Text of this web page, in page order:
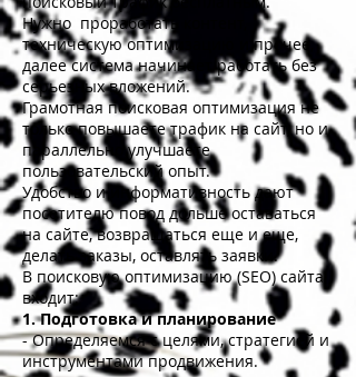
Нужно проработать контент,
техническую оптимизацию и прочее,
далее система начинает работать без
серьезных вложений.
Грамотная поисковая оптимизация не
только повышаете трафик на сайт, но и
параллельно улучшаете
пользовательский опыт.
Удобство и информативность дают
посетителю повод дольше оставаться
на сайте, возвращаться еще и еще,
делать заказы, оставлять заявки.
В поисковую оптимизацию (SEO) сайта
входит:
1. Подготовка и планирование
- Определяемся с целями, стратегией и
инструментами продвижения.